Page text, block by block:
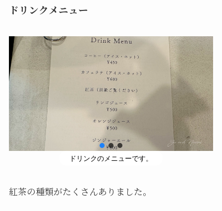
ドリンクメニュー
ドリンクのメニューです。
紅茶の種類がたくさんありました。